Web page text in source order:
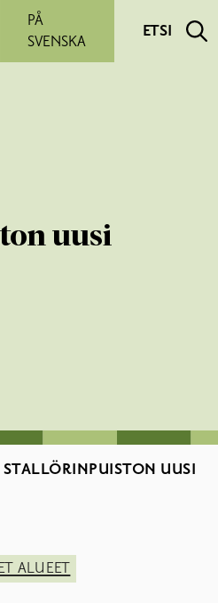
PÅ
SVENSKA
ETSI
uusi
STALLÖRINPUISTON UUSI
ALUEET